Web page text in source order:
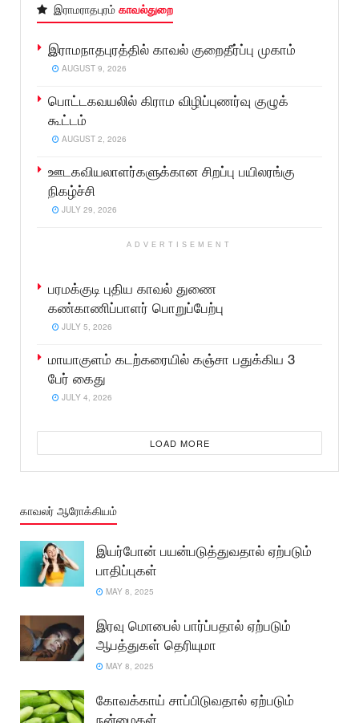
இராமராதபுரம் காவல்துறை
இராமநாதபுரத்தில் காவல் குறைதீர்ப்பு முகாம்
AUGUST 9, 2026
பொட்டகவயலில் கிராம விழிப்புணர்வு குழுக்
கூட்டம்
AUGUST 2, 2026
ஊடகவியலாளர்களுக்கான சிறப்பு பயிலரங்கு
நிகழ்ச்சி
JULY 29, 2026
ADVERTISEMENT
பரமக்குடி புதிய காவல் துணை
கண்காணிப்பாளர் பொறுப்பேற்பு
JULY 5, 2026
மாயாகுளம் கடற்கரையில் கஞ்சா பதுக்கிய 3
பேர் கைது
JULY 4, 2026
LOAD MORE
காவலர் ஆரோக்கியம்
இயர்போன் பயன்படுத்துவதால் ஏற்படும்
பாதிப்புகள்
MAY 8, 2025
இரவு மொபைல் பார்ப்பதால் ஏற்படும்
ஆபத்துகள் தெரியுமா
MAY 8, 2025
கோவக்காய் சாப்பிடுவதால் ஏற்படும்
நன்மைகள்